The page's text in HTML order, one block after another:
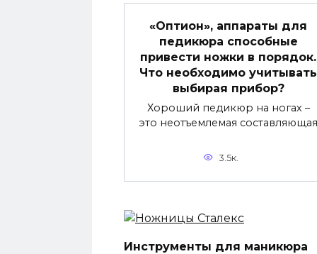
«Оптион», аппараты для
педикюра способные
привести ножки в порядок.
Что необходимо учитывать
выбирая прибор?
Хороший педикюр на ногах –
это неотъемлемая составляющая
3.5к.
Инструменты для маникюра